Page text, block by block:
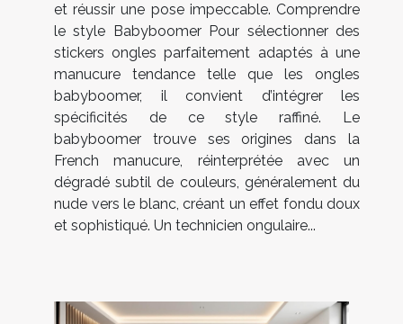
et réussir une pose impeccable. Comprendre
le style Babyboomer Pour sélectionner des
stickers ongles parfaitement adaptés à une
manucure tendance telle que les ongles
babyboomer, il convient d’intégrer les
spécificités de ce style raffiné. Le
babyboomer trouve ses origines dans la
French manucure, réinterprétée avec un
dégradé subtil de couleurs, généralement du
nude vers le blanc, créant un effet fondu doux
et sophistiqué. Un technicien ongulaire...